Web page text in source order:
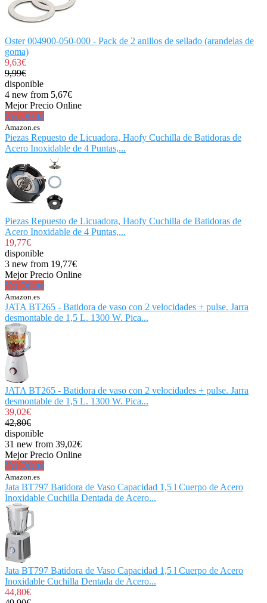
Oster 004900-050-000 - Pack de 2 anillos de sellado (arandelas de
goma)
9,63€
9,99€
disponible
4 new from 5,67€
Mejor Precio Online
Ver Oferta
Amazon.es
Piezas Repuesto de Licuadora, Haofy Cuchilla de Batidoras de
Acero Inoxidable de 4 Puntas,...
Piezas Repuesto de Licuadora, Haofy Cuchilla de Batidoras de
Acero Inoxidable de 4 Puntas,...
19,77€
disponible
3 new from 19,77€
Mejor Precio Online
Ver Oferta
Amazon.es
JATA BT265 - Batidora de vaso con 2 velocidades + pulse. Jarra
desmontable de 1,5 L. 1300 W. Pica...
JATA BT265 - Batidora de vaso con 2 velocidades + pulse. Jarra
desmontable de 1,5 L. 1300 W. Pica...
39,02€
42,80€
disponible
31 new from 39,02€
Mejor Precio Online
Ver Oferta
Amazon.es
Jata BT797 Batidora de Vaso Capacidad 1,5 l Cuerpo de Acero
Inoxidable Cuchilla Dentada de Acero...
Jata BT797 Batidora de Vaso Capacidad 1,5 l Cuerpo de Acero
Inoxidable Cuchilla Dentada de Acero...
44,80€